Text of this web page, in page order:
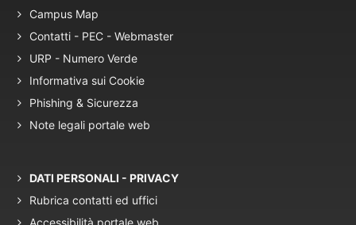
Campus Map
Contatti - PEC - Webmaster
URP - Numero Verde
Informativa sui Cookie
Phishing & Sicurezza
Note legali portale web
DATI PERSONALI - PRIVACY
Rubrica contatti ed uffici